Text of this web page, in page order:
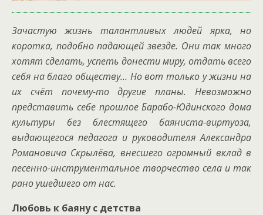
Зачастую жизнь талантливых людей ярка, но
коротка, подобно падающей звезде. Они так много
хотят сделать, успеть донести миру, отдать всего
себя на благо обществу… Но вот только у жизни на
их счёт почему-то другие планы.
Невозможно
представить себе прошлое Барабо-Юдинского дома
культуры без блестящего баяниста-виртуоза,
выдающегося педагога и руководителя Александра
Романовича Скрылёва, внесшего огромный вклад в
песенно-инструментальное творчество села и так
рано ушедшего от нас.
Любовь к баяну с детства